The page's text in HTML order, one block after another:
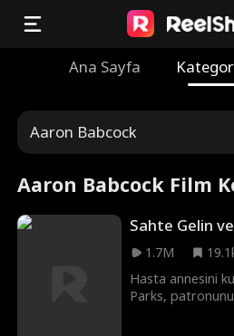
Ana Sayfa
Aaron Babcock
Aaron Babcock Film
Sahte Gelin
1.7M
Hasta annesini
Parks,